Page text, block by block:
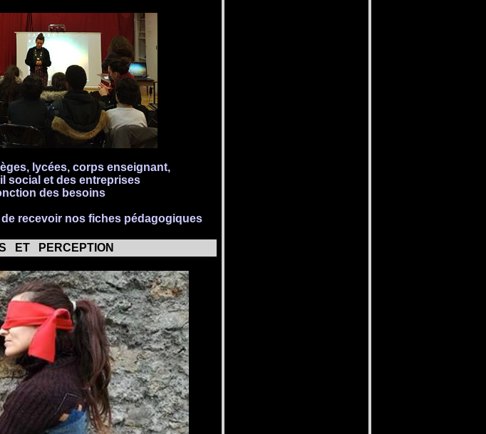
lycées, corps enseignant,
social et des entreprises
des besoins
recevoir nos fiches pédagogiques
ET PERCEPTION